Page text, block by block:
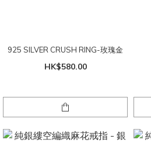
925 SILVER CRUSH RING-玫瑰金
HK$580.00